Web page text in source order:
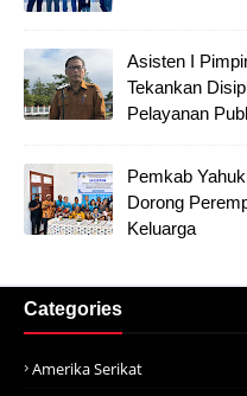
Asisten I
Tekankan
Pelayanan
Pemkab
Dorong
Keluarga
Categories
Amerika Serikat